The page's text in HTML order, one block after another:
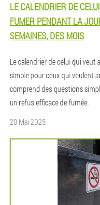
LE CALENDRIER DE
FUMER PENDANT LA
SEMAINES, DES MOIS
Le calendrier de celui qui
simple pour ceux qui veulent
comprend des questions
un refus efficace de fumée.
20 Mai 2025